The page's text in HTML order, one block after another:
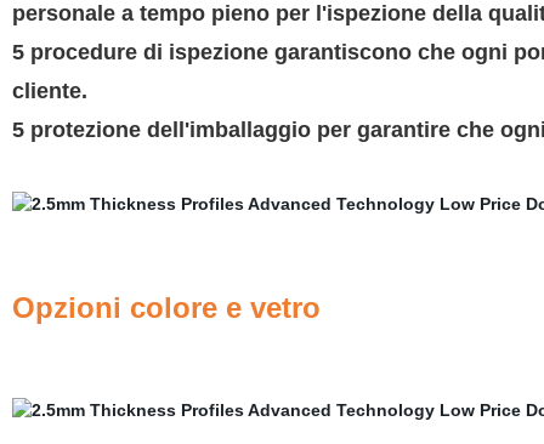
personale a tempo pieno per l'ispezione della
5 procedure di ispezione garantiscono che ogni
cliente.
5 protezione dell'imballaggio per garantire che
Opzioni colore e vetro